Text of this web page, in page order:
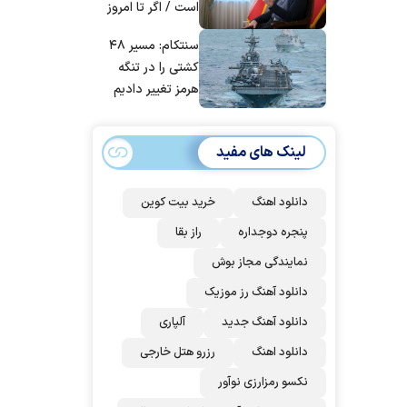
است / اگر تا امروز
مردم ایران استسنتکام: مسیر ۴۸
کشتی را در تنگه
هرمز تغییر دادیم
لینک های مفید
دانلود اهنگ
خرید بیت کوین
پنجره دوجداره
راز بقا
نمایندگی مجاز بوش
دانلود آهنگ رز‌ موزیک
دانلود آهنگ جدید
آلپاری
دانلود اهنگ
رزرو هتل خارجی
نکسو رمزارزی نوآور